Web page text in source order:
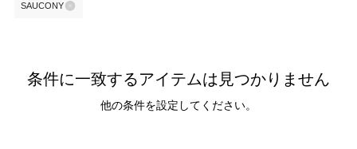
SAUCONY
条件に一致するアイテムは見つかりません
他の条件を設定してください。